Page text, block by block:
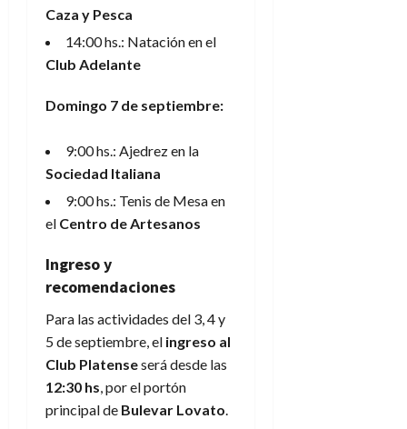
Caza y Pesca
14:00 hs.: Natación en el
Club Adelante
Domingo 7 de septiembre:
9:00 hs.: Ajedrez en la
Sociedad Italiana
9:00 hs.: Tenis de Mesa en
el Centro de Artesanos
Ingreso y
recomendaciones
Para las actividades del 3, 4 y
5 de septiembre, el ingreso al
Club Platenseserá desde las
12:30 hs , por el portón
principal de Bulevar Lovato